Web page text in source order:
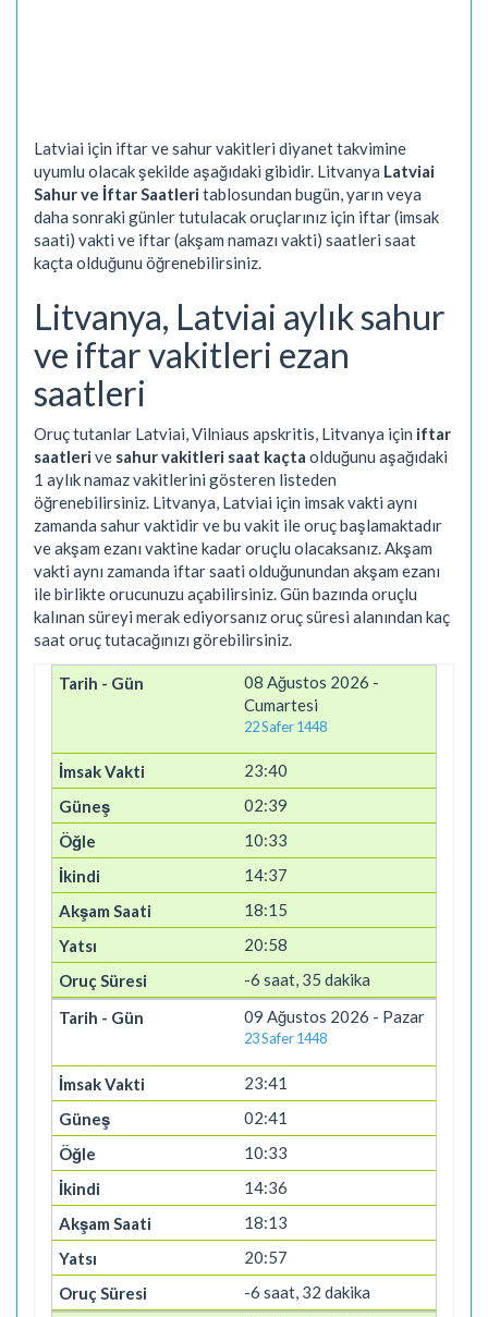
Latviai için iftar ve sahur vakitleri diyanet takvimine
uyumlu olacak şekilde aşağıdaki gibidir. Litvanya Latviai
Sahur ve İftar Saatleritablosundan bugün, yarın veya
daha sonraki günler tutulacak oruçlarınız için iftar (imsak
saati) vakti ve iftar (akşam namazı vakti) saatleri saat
kaçta olduğunu öğrenebilirsiniz.
Litvanya, Latviai aylık sahur
ve iftar vakitleri ezan
saatleri
Oruç tutanlar Latviai, Vilniaus apskritis, Litvanya için iftar
saatlerive sahur vakitleri saat kaçta olduğunu aşağıdaki
1 aylık namaz vakitlerini gösteren listeden
öğrenebilirsiniz. Litvanya, Latviai için imsak vakti aynı
zamanda sahur vaktidir ve bu vakit ile oruç başlamaktadır
ve akşam ezanı vaktine kadar oruçlu olacaksanız. Akşam
vakti aynı zamanda iftar saati olduğunundan akşam ezanı
ile birlikte orucunuzu açabilirsiniz. Gün bazında oruçlu
kalınan süreyi merak ediyorsanız oruç süresi alanından kaç
saat oruç tutacağınızı görebilirsiniz.
08 Ağustos 2026 -
Cumartesi
22 Safer 1448
23:40
02:39
10:33
14:37
18:15
20:58
-6 saat, 35 dakika
09 Ağustos 2026 - Pazar
23 Safer 1448
23:41
02:41
10:33
14:36
18:13
20:57
-6 saat, 32 dakika